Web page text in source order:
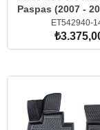
Paspas (2007 -
ET542940-